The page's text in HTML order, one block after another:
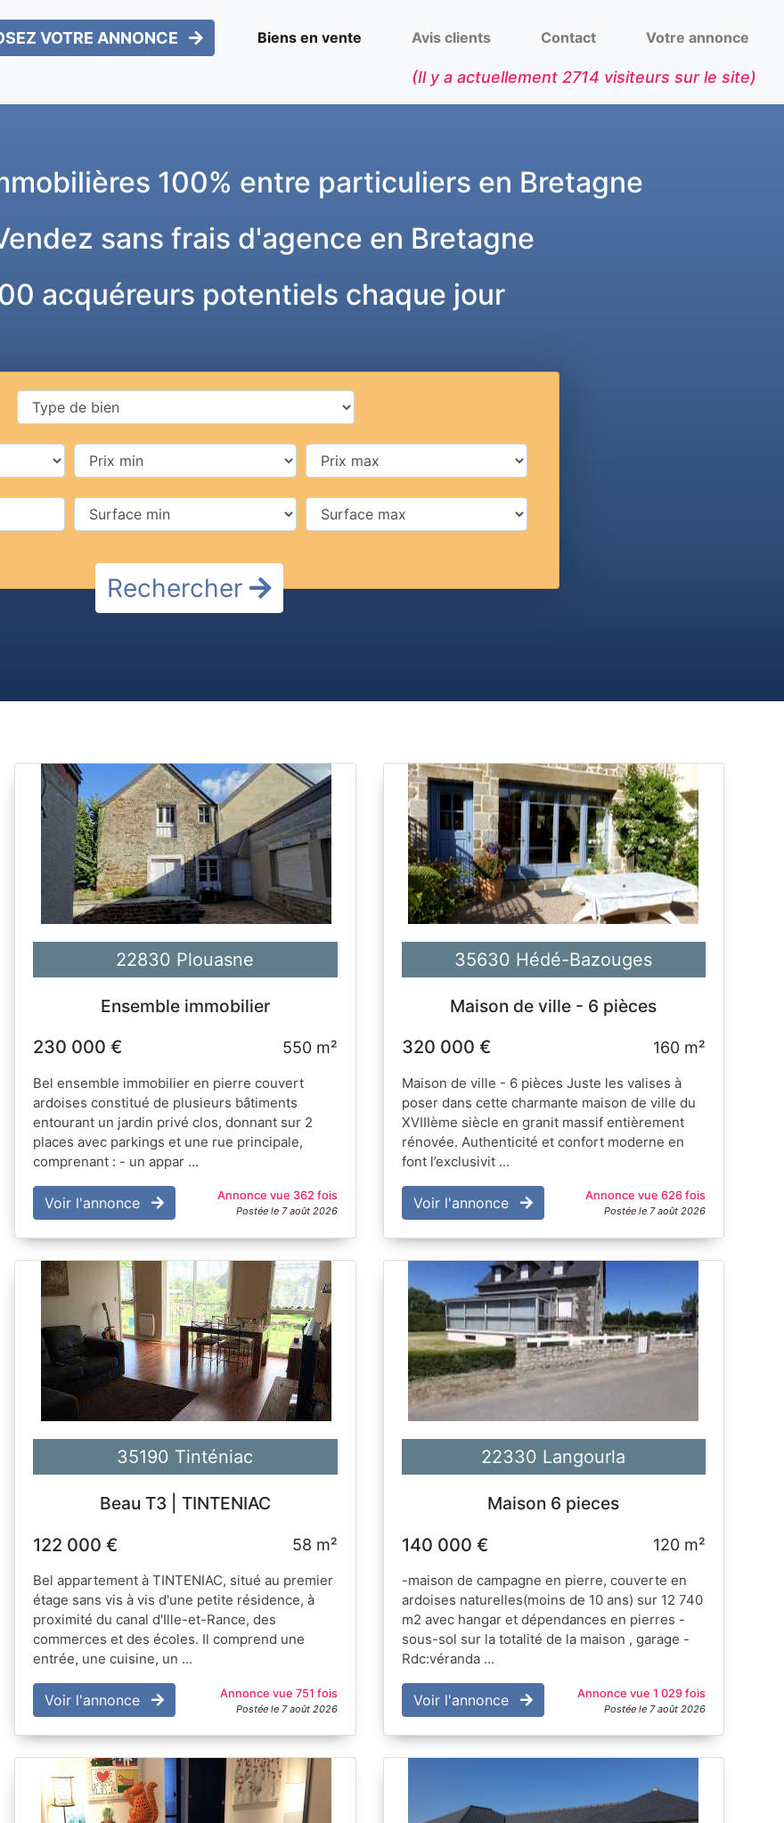
VOTRE ANNONCE Biens en vente Avis clients Contact Votre annonce
(Il y a actuellement 2714 visiteurs sur le site)
100% entre particuliers en Bretagne
sans frais d'agence en Bretagne
acquéreurs potentiels chaque jour
Rechercher
22830 Plouasne
Ensemble immobilier
230 000 €
550 m²
Bel ensemble immobilier en pierre couvert
ardoises constitué de plusieurs bâtiments
entourant un jardin privé clos, donnant sur 2
places avec parkings et une rue principale,
comprenant : - un appar ...
Voir l'annonce Annonce vue 362 fois
Postée le 7 août 2026
35630 Hédé-Bazouges
Maison de ville - 6 pièces
320 000 €
160 m²
Maison de ville - 6 pièces Juste les valises à
poser dans cette charmante maison de ville du
XVIIIème siècle en granit massif entièrement
rénovée. Authenticité et confort moderne en
font l’exclusivit ...
Voir l'annonce Annonce vue 626 fois
Postée le 7 août 2026
35190 Tinténiac
Beau T3 | TINTENIAC
122 000 €
58 m²
Bel appartement à TINTENIAC, situé au premier
étage sans vis à vis d'une petite résidence, à
proximité du canal d'Ille-et-Rance, des
commerces et des écoles. Il comprend une
entrée, une cuisine, un ...
Voir l'annonce Annonce vue 751 fois
Postée le 7 août 2026
22330 Langourla
Maison 6 pieces
140 000 €
120 m²
-maison de campagne en pierre, couverte en
ardoises naturelles(moins de 10 ans) sur 12 740
m2 avec hangar et dépendances en pierres -
sous-sol sur la totalité de la maison , garage -
Rdc:véranda ...
Voir l'annonce Annonce vue 1 029 fois
Postée le 7 août 2026